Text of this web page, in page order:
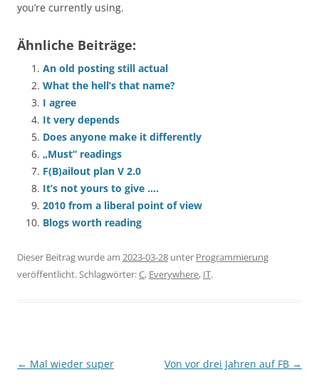
you’re currently using.
Ähnliche Beiträge:
An old posting still actual
What the hell’s that name?
I agree
It very depends
Does anyone make it differently
„Must“ readings
F(B)ailout plan V 2.0
It’s not yours to give ….
2010 from a liberal point of view
Blogs worth reading
Dieser Beitrag wurde am 2023-03-28 unter Programmierung
veröffentlicht. Schlagwörter:C, Everywhere, IT.
Beitragsnavigation
← Mal wieder super Von vor drei Jahren auf FB →